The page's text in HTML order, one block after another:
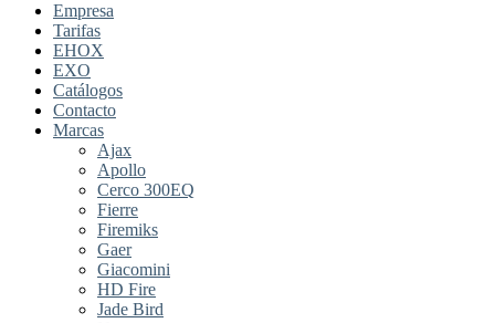
Empresa
Tarifas
EHOX
EXO
Catálogos
Contacto
Marcas
Ajax
Apollo
Cerco 300EQ
Fierre
Firemiks
Gaer
Giacomini
HD Fire
Jade Bird